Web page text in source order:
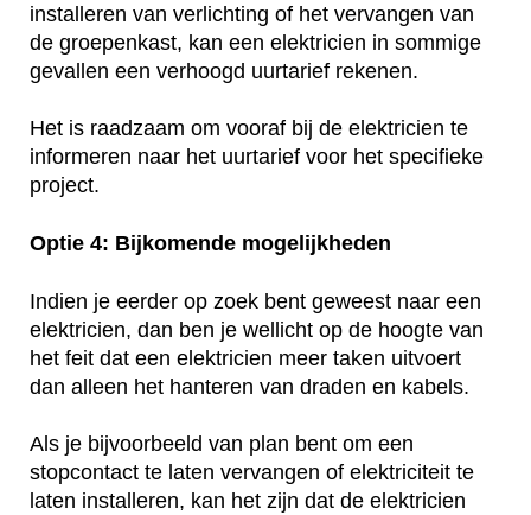
installeren van verlichting of het vervangen van
de groepenkast, kan een elektricien in sommige
gevallen een verhoogd uurtarief rekenen.
Het is raadzaam om vooraf bij de elektricien te
informeren naar het uurtarief voor het specifieke
project.
Optie 4: Bijkomende mogelijkheden
Indien je eerder op zoek bent geweest naar een
elektricien, dan ben je wellicht op de hoogte van
het feit dat een elektricien meer taken uitvoert
dan alleen het hanteren van draden en kabels.
Als je bijvoorbeeld van plan bent om een
stopcontact te laten vervangen of elektriciteit te
laten installeren, kan het zijn dat de elektricien